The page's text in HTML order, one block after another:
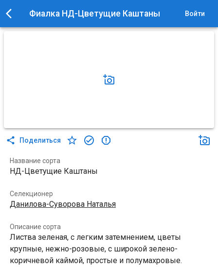
Фиалка НД-Цветущие Каштаны Войти
Поделиться
Название сорта
НД-Цветущие Каштаны
Селекционер
Данилова-Суворова Наталья
Описание сорта
Листва зеленая, с легким затемнением, цветы
крупные, нежно-розовые, с широкой зелено-
коричневой каймой, простые и полумахровые.